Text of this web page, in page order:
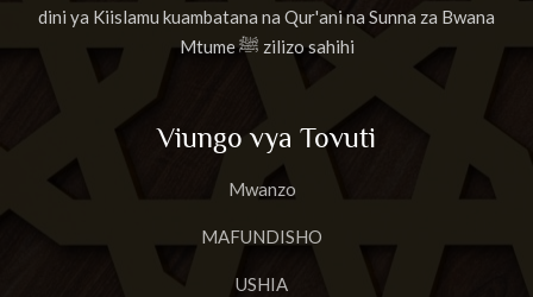
dini ya Kiislamu kuambatana na Qur'ani na Sunna za Bwana
Mtume ﷺ zilizo sahihi
Viungo vya Tovuti
Mwanzo
MAFUNDISHO
USHIA